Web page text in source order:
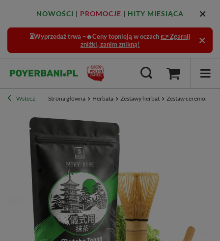
NOWOŚCI | PROMOCJE | HITY MIESIĄCA
⏳Wyprzedaż trwa –🔥Ceny topnieją w oczach 👉 Zgarnij
zniżki, zanim znikną!
Wstecz Strona główna Herbata Zestawy herbat Zestaw